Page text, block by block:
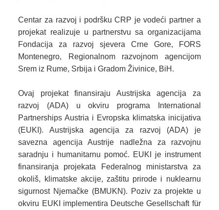
Centar za razvoj i podršku CRP je vodeći partner a
projekat realizuje u partnerstvu sa organizacijama
Fondacija za razvoj sjevera Crne Gore, FORS
Montenegro, Regionalnom razvojnom agencijom
Srem iz Rume, Srbija i Gradom Živinice, BiH.
Ovaj projekat finansiraju Austrijska agencija za
razvoj (ADA) u okviru programa International
Partnerships Austria i Evropska klimatska inicijativa
(EUKI). Austrijska agencija za razvoj (ADA) je
savezna agencija Austrije nadležna za razvojnu
saradnju i humanitarnu pomoć. EUKI je instrument
finansiranja projekata Federalnog ministarstva za
okoliš, klimatske akcije, zaštitu prirode i nuklearnu
sigurnost Njemačke (BMUKN). Poziv za projekte u
okviru EUKI implementira Deutsche Gesellschaft für